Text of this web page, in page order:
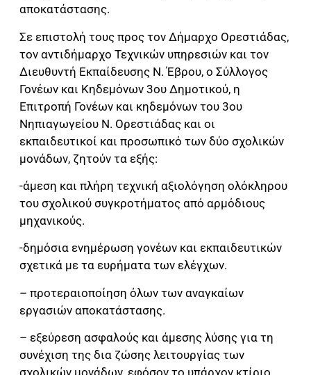
αποκατάστασης.
Σε επιστολή τους προς τον Δήμαρχο Ορεστιάδας,
τον αντιδήμαρχο Τεχνικών υπηρεσιών και τον
Διευθυντή Εκπαίδευσης Ν. Έβρου, ο Σύλλογος
Γονέων και Κηδεμόνων 3ου Δημοτικού, η
Επιτροπή Γονέων και κηδεμόνων του 3ου
Νηπιαγωγείου Ν. Ορεστιάδας και οι
εκπαιδευτικοί και προσωπικό των δύο σχολικών
μονάδων, ζητούν τα εξής:
-άμεση και πλήρη τεχνική αξιολόγηση ολόκληρου
του σχολικού συγκροτήματος από αρμόδιους
μηχανικούς.
-δημόσια ενημέρωση γονέων και εκπαιδευτικών
σχετικά με τα ευρήματα των ελέγχων.
– προτεραιοποίηση όλων των αναγκαίων
εργασιών αποκατάστασης.
– εξεύρεση ασφαλούς και άμεσης λύσης για τη
συνέχιση της δια ζώσης λειτουργίας των